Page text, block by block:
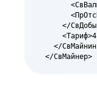
</
</
  </СвМайнер>